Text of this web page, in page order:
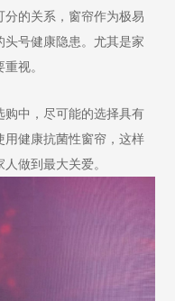
的关系，窗帘作为极易
号健康隐患。尤其是家
视。
购中，尽可能的选择具有
用健康抗菌性窗帘，这样
做到最大关爱。